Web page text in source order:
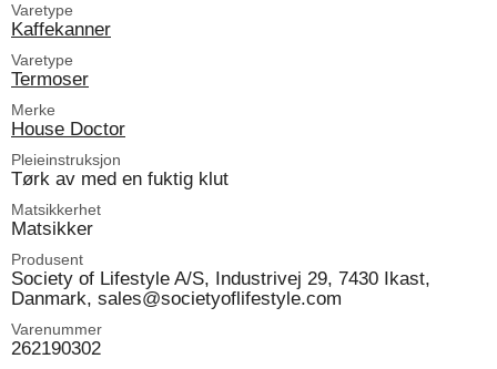
Varetype
Kaffekanner
Varetype
Termoser
Merke
House Doctor
Pleieinstruksjon
Tørk av med en fuktig klut
Matsikkerhet
Matsikker
Produsent
Society of Lifestyle A/S, Industrivej 29, 7430 Ikast,
Danmark, sales@societyoflifestyle.com
Varenummer
262190302